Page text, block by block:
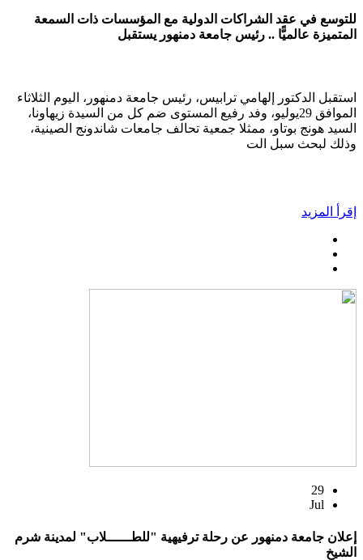
للتوسع في عقد الشراكات الدولية مع المؤسسات ذات السمعة
المتميزة عالميًّا .. رئيس جامعة دمنهور يستقبل
استقبل الدكتور إلهامي ترابيس، رئيس جامعة دمنهور، اليوم الثلاثاء
الموافق 29يوليو، وفد رفيع المستوى ضم كل من السيدة زيهاونا،
السيد هونج بوتاو، ممثلا جمعية تحالف جامعات شاندونج الصينية،
وذلك لبحث سبل الت
إقرأ المزيد
29
Jul
إعلان جامعة دمنهور عن رحلة ترفيهية "للطــــــلاب" لمدينة شرم
الشيخ